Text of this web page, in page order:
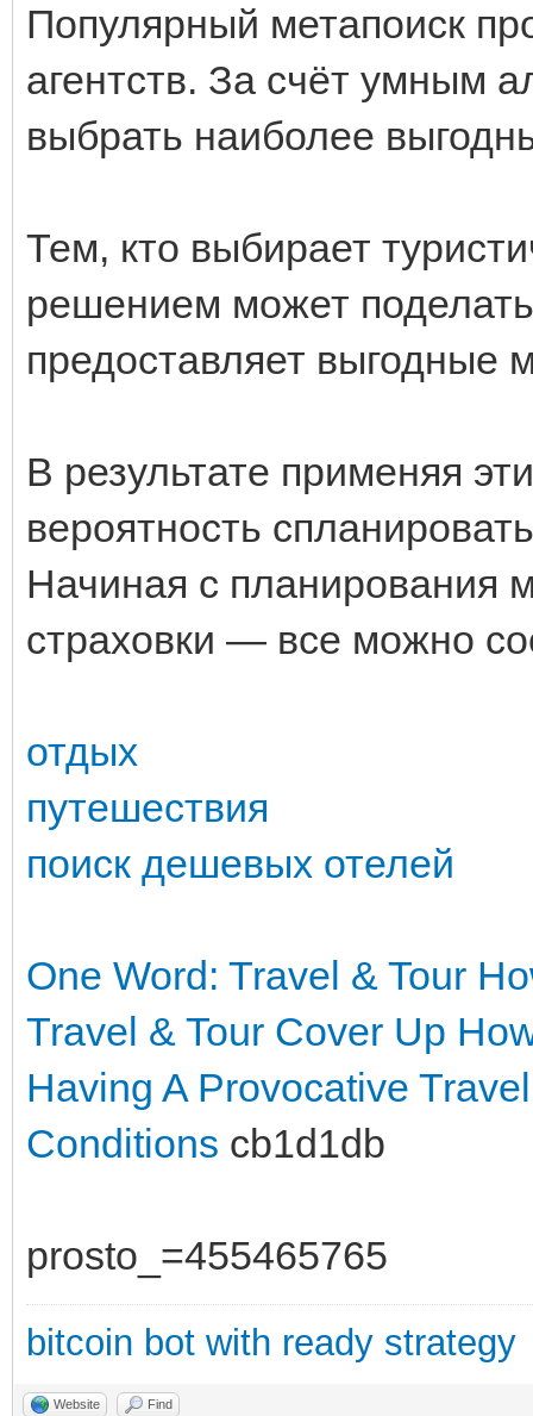
Популярный метапоиск
агентств. За счёт умным
выбрать наиболее
Тем, кто выбирает
решением может
предоставляет выгодные
В результате применяя
вероятность
Начиная с планирования
страховки — все можно
отдых
путешествия
поиск дешевых отелей
One Word: Travel & Tour
Travel & Tour Cover Up
Having A Provocative
Conditions cb1d1db
prosto_=455465765
bitcoin bot with ready strategy
Website Find